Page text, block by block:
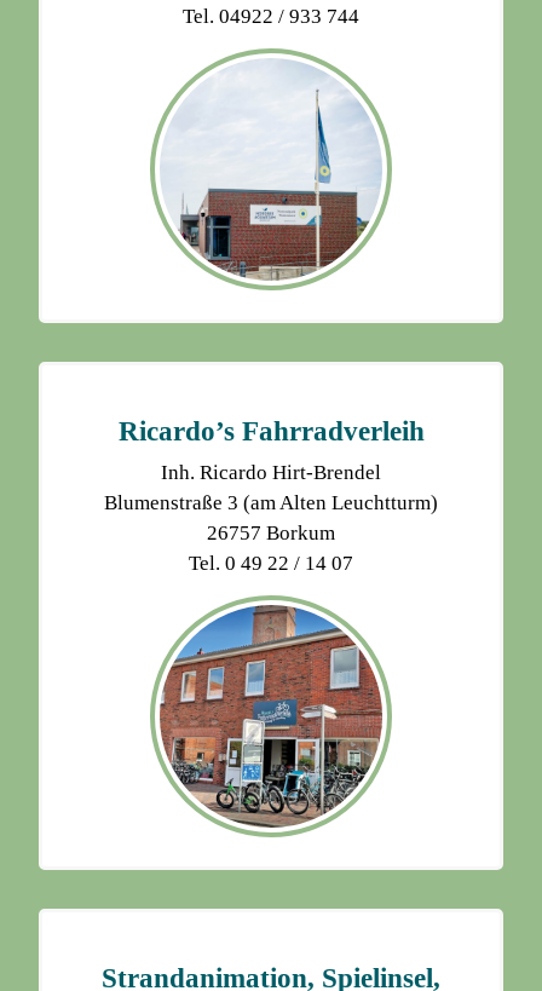
Tel. 04922 / 933 744
Ricardo’s Fahrradverleih
Inh. Ricardo Hirt-Brendel
Blumenstraße 3 (am Alten Leuchtturm)
26757 Borkum
Tel. 0 49 22 / 14 07
Strandanimation, Spielinsel,